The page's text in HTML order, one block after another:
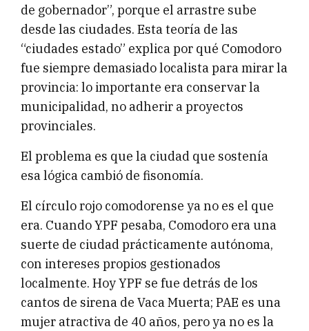
de gobernador”, porque el arrastre sube
desde las ciudades. Esta teoría de las
“ciudades estado” explica por qué Comodoro
fue siempre demasiado localista para mirar la
provincia: lo importante era conservar la
municipalidad, no adherir a proyectos
provinciales.
El problema es que la ciudad que sostenía
esa lógica cambió de fisonomía.
El círculo rojo comodorense ya no es el que
era. Cuando YPF pesaba, Comodoro era una
suerte de ciudad prácticamente autónoma,
con intereses propios gestionados
localmente. Hoy YPF se fue detrás de los
cantos de sirena de Vaca Muerta; PAE es una
mujer atractiva de 40 años, pero ya no es la